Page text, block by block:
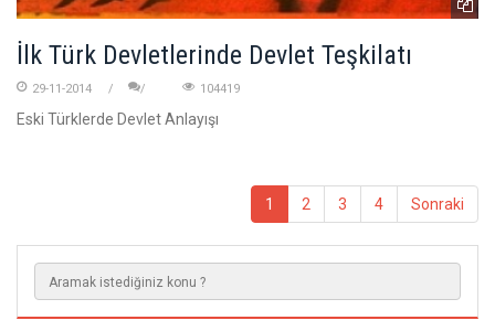
İlk Türk Devletlerinde Devlet Teşkilatı
29-11-2014 104419
Eski Türklerde Devlet Anlayışı
1 2 3 4 Sonraki